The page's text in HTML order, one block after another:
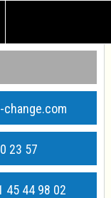
23 57
45 44 98 02